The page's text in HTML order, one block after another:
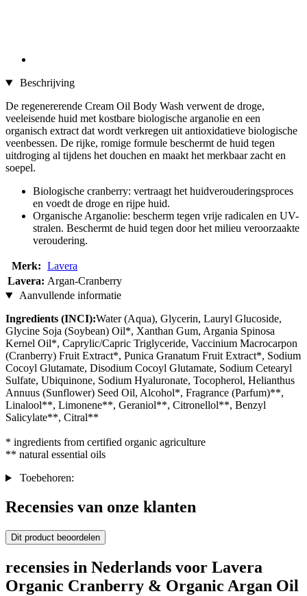
Beschrijving
De regenererende Cream Oil Body Wash verwent de droge,
veeleisende huid met kostbare biologische arganolie en een
organisch extract dat wordt verkregen uit antioxidatieve biologische
veenbessen. De rijke, romige formule beschermt de huid tegen
uitdroging al tijdens het douchen en maakt het merkbaar zacht en
soepel.
Biologische cranberry: vertraagt het huidverouderingsproces
en voedt de droge en rijpe huid.
Organische Arganolie: bescherm tegen vrije radicalen en UV-
stralen. Beschermt de huid tegen door het milieu veroorzaakte
veroudering.
Merk: Lavera
Lavera: Argan-Cranberry
Aanvullende informatie
Ingredients (INCI):Water (Aqua), Glycerin, Lauryl Glucoside,
Glycine Soja (Soybean) Oil*, Xanthan Gum, Argania Spinosa
Kernel Oil*, Caprylic/Capric Triglyceride, Vaccinium Macrocarpon
(Cranberry) Fruit Extract*, Punica Granatum Fruit Extract*, Sodium
Cocoyl Glutamate, Disodium Cocoyl Glutamate, Sodium Cetearyl
Sulfate, Ubiquinone, Sodium Hyaluronate, Tocopherol, Helianthus
Annuus (Sunflower) Seed Oil, Alcohol*, Fragrance (Parfum)**,
Linalool**, Limonene**, Geraniol**, Citronellol**, Benzyl
Salicylate**, Citral**
* ingredients from certified organic agriculture
** natural essential oils
Toebehoren:
Recensies van onze klanten
Dit product beoordelen
recensies in Nederlands voor Lavera
Organic Cranberry & Organic Argan Oil